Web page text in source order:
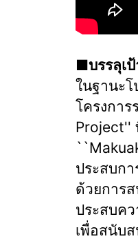
■บรรลุเ
ในฐานะ
โครงกา
Project''
ประสบก
ด้วยการ
ประสบคว
เพื่อสนับ